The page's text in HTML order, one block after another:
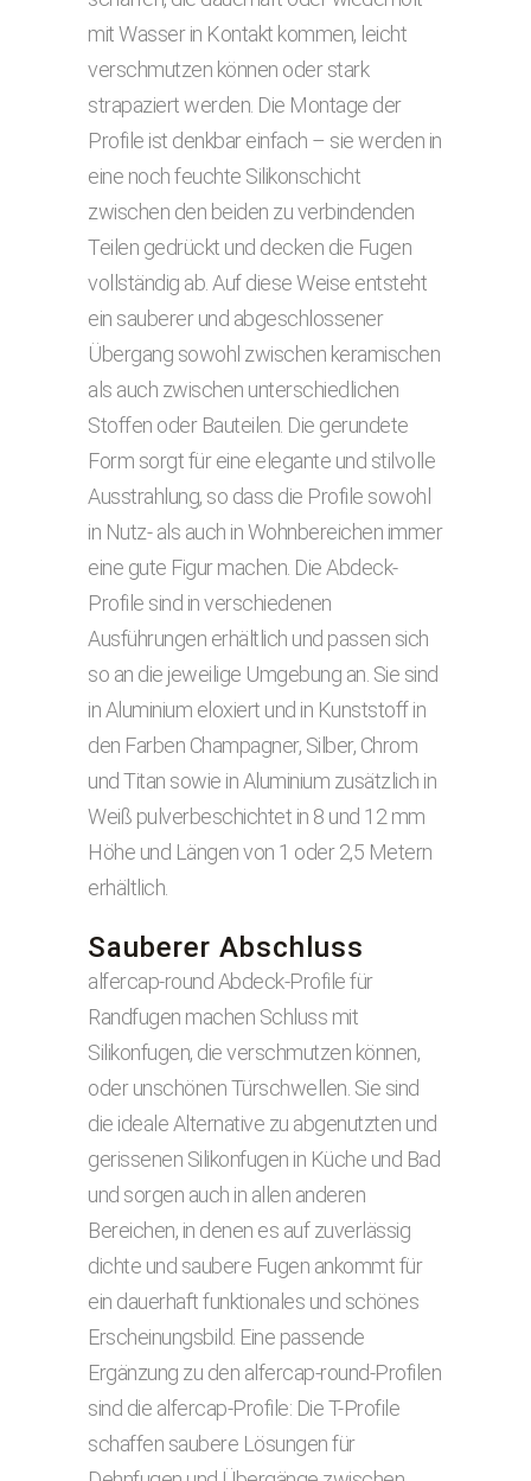
mit Wasser in Kontakt kommen, leicht
verschmutzen können oder stark
strapaziert werden. Die Montage der
Profile ist denkbar einfach – sie werden in
eine noch feuchte Silikonschicht
zwischen den beiden zu verbindenden
Teilen gedrückt und decken die Fugen
vollständig ab. Auf diese Weise entsteht
ein sauberer und abgeschlossener
Übergang sowohl zwischen keramischen
als auch zwischen unterschiedlichen
Stoffen oder Bauteilen. Die gerundete
Form sorgt für eine elegante und stilvolle
Ausstrahlung, so dass die Profile sowohl
in Nutz- als auch in Wohnbereichen immer
eine gute Figur machen. Die Abdeck-
Profile sind in verschiedenen
Ausführungen erhältlich und passen sich
so an die jeweilige Umgebung an. Sie sind
in Aluminium eloxiert und in Kunststoff in
den Farben Champagner, Silber, Chrom
und Titan sowie in Aluminium zusätzlich in
Weiß pulverbeschichtet in 8 und 12 mm
Höhe und Längen von 1 oder 2,5 Metern
erhältlich.
Sauberer Abschluss
alfercap-round Abdeck-Profile für
Randfugen machen Schluss mit
Silikonfugen, die verschmutzen können,
oder unschönen Türschwellen. Sie sind
die ideale Alternative zu abgenutzten und
gerissenen Silikonfugen in Küche und Bad
und sorgen auch in allen anderen
Bereichen, in denen es auf zuverlässig
dichte und saubere Fugen ankommt für
ein dauerhaft funktionales und schönes
Erscheinungsbild. Eine passende
Ergänzung zu den alfercap-round-Profilen
sind die alfercap-Profile: Die T-Profile
schaffen saubere Lösungen für